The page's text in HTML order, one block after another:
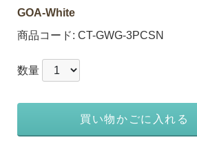
GOA-White
商品コード: CT-GWG-3PCSN
数量
買い物かごに入れる